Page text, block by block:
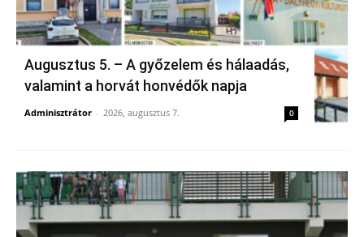
Augusztus 5. – A győzelem és hálaadás,
valamint a horvát honvédők napja
Adminisztrátor - 2026, augusztus 7. 0